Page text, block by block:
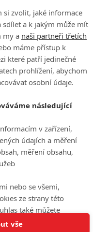
cookies.
PŘIHLÁSIT
REGISTROVAT
, e-mailserialy@fandimefilmu.cz
webu napište nám na e-mail
cookies |Pravidla webu
soukromí
/ All rights reserved /
si zvolit, jaké informace
sdílet a k jakým může mít
my a naši partneři třetích
máme přístup k
které patří jedinečné
prohlížení, abychom
osobní údaje.
následující
v zařízení,
údajích a měření
měření obsahu,
nebo se všemi,
ze strany této
také můžete
vám na stránce
vše